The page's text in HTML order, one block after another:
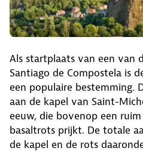
Als startplaats van een van
Santiago de Compostela is
een populaire bestemming.
aan de kapel van Saint-
eeuw, die bovenop een
basaltrots prijkt. De totale
de kapel en de rots